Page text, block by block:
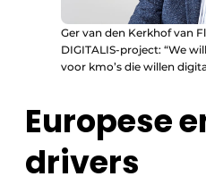
Ger van den Kerkhof van
DIGITALIS-project: “We
voor kmo’s die willen
Europese
drivers